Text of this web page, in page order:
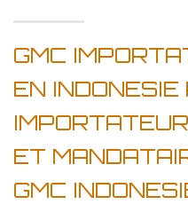
GMC
EN
ET
GMC